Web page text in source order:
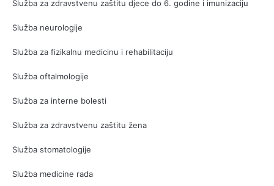
Služba za zdravstvenu zaštitu djece do 6. godine i imunizaciju
Služba neurologije
Služba za fizikalnu medicinu i rehabilitaciju
Služba oftalmologije
Služba za interne bolesti
Služba za zdravstvenu zaštitu žena
Služba stomatologije
Služba medicine rada